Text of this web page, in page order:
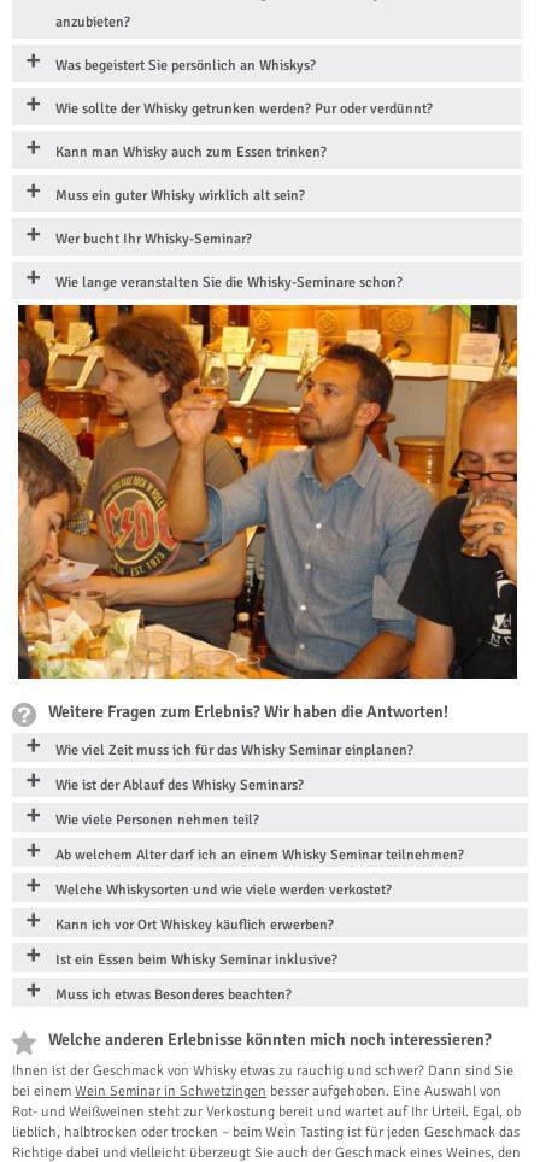
anzubieten?
Was begeistert Sie persönlich an Whiskys?
Wie sollte der Whisky getrunken werden? Pur oder verdünnt?
Kann man Whisky auch zum Essen trinken?
Muss ein guter Whisky wirklich alt sein?
Wer bucht Ihr Whisky-Seminar?
Wie lange veranstalten Sie die Whisky-Seminare schon?
Weitere Fragen zum Erlebnis? Wir haben die Antworten!
Wie viel Zeit muss ich für das Whisky Seminar einplanen?
Wie ist der Ablauf des Whisky Seminars?
Wie viele Personen nehmen teil?
Ab welchem Alter darf ich an einem Whisky Seminar teilnehmen?
Welche Whiskysorten und wie viele werden verkostet?
Kann ich vor Ort Whiskey käuflich erwerben?
Ist ein Essen beim Whisky Seminar inklusive?
Muss ich etwas Besonderes beachten?
Welche anderen Erlebnisse könnten mich noch interessieren?
Ihnen ist der Geschmack von Whisky etwas zu rauchig und schwer? Dann sind Sie
bei einem Wein Seminar in Schwetzingen besser aufgehoben. Eine Auswahl von
Rot- und Weißweinen steht zur Verkostung bereit und wartet auf Ihr Urteil. Egal, ob
lieblich, halbtrocken oder trocken – beim Wein Tasting ist für jeden Geschmack das
Richtige dabei und vielleicht überzeugt Sie auch der Geschmack eines Weines, den